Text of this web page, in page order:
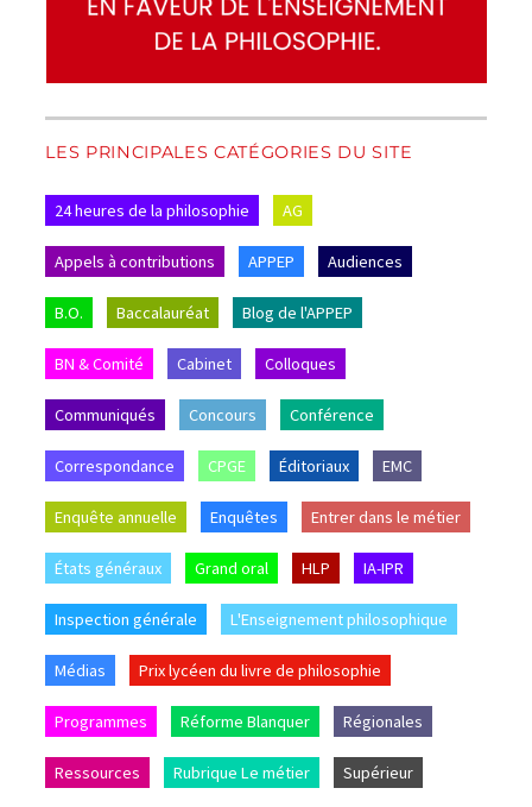
LES PRINCIPALES CATÉGORIES DU SITE
24 heures de la philosophie AG
Appels à contributions APPEP Audiences
B.O. Baccalauréat Blog de l'APPEP
BN & Comité Cabinet Colloques
Communiqués Concours Conférence
Correspondance CPGE Éditoriaux EMC
Enquête annuelle Enquêtes Entrer dans le métier
États généraux Grand oral HLP IA-IPR
Inspection générale L'Enseignement philosophique
Médias Prix lycéen du livre de philosophie
Programmes Réforme Blanquer Régionales
Ressources Rubrique Le métier Supérieur